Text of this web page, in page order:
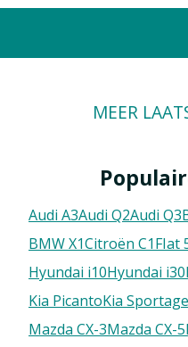
MEER
Audi A3Audi Q2Audi Q3
BMW X1Citroën C1FIat
Hyundai i10Hyundai i30
Kia PicantoKia Sportage
Mazda CX-3Mazda CX-5